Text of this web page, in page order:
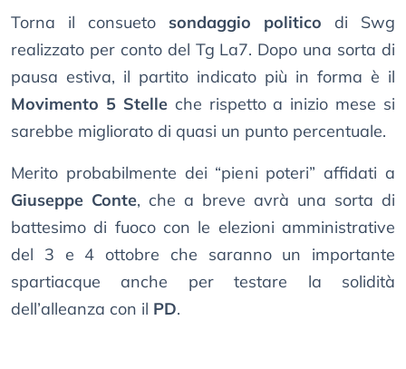
Torna il consueto sondaggio politico di Swg
realizzato per conto del Tg La7. Dopo una sorta di
pausa estiva, il partito indicato più in forma è il
Movimento 5 Stelleche rispetto a inizio mese si
sarebbe migliorato di quasi un punto percentuale.
Merito probabilmente dei “pieni poteri” affidati a
Giuseppe Conte, che a breve avrà una sorta di
battesimo di fuoco con le elezioni amministrative
del 3 e 4 ottobre che saranno un importante
spartiacque anche per testare la solidità
dell’alleanza con il PD.